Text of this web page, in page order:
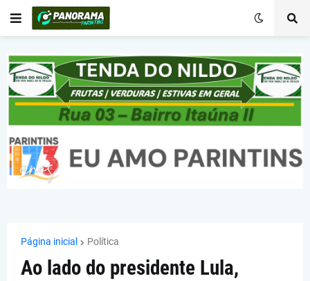
Página inicial Política
Ao lado do presidente Lula,